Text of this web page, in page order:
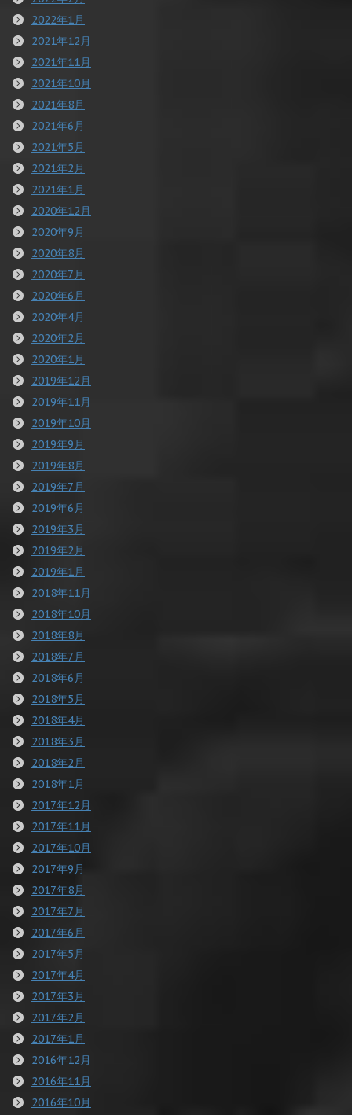
2022年1月
2021年12月
2021年11月
2021年10月
2021年8月
2021年6月
2021年5月
2021年2月
2021年1月
2020年12月
2020年9月
2020年8月
2020年7月
2020年6月
2020年4月
2020年2月
2020年1月
2019年12月
2019年11月
2019年10月
2019年9月
2019年8月
2019年7月
2019年6月
2019年3月
2019年2月
2019年1月
2018年11月
2018年10月
2018年8月
2018年7月
2018年6月
2018年5月
2018年4月
2018年3月
2018年2月
2018年1月
2017年12月
2017年11月
2017年10月
2017年9月
2017年8月
2017年7月
2017年6月
2017年5月
2017年4月
2017年3月
2017年2月
2017年1月
2016年12月
2016年11月
2016年10月